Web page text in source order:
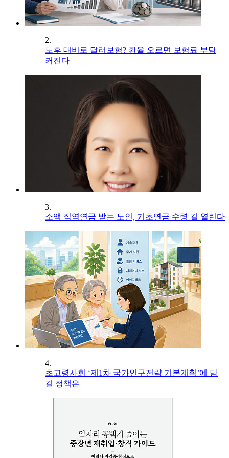
2.
노후 대비로 달러보험? 환율 오르면 보험료 부담
커진다
3.
소액 직역연금 받는 노인, 기초연금 수령 길 열린다
4.
초고령사회 ‘제1차 국가인구전략 기본계획’에 담
길 정책은